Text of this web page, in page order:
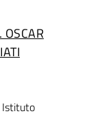
OSCAR
Istituto